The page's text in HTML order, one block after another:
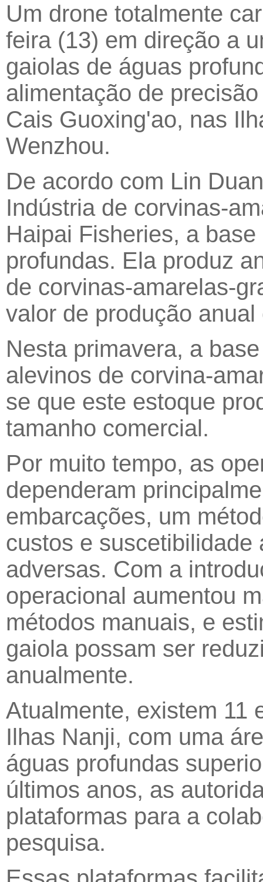
Um drone totalmente
feira (13) em direção a
gaiolas de águas
alimentação de
Cais Guoxing'ao, nas
Wenzhou.
De acordo com Lin
Indústria de corvinas-
Haipai Fisheries, a
profundas. Ela produz
de corvinas-amarelas-
valor de produção
Nesta primavera, a
alevinos de corvina-
se que este estoque
tamanho comercial.
Por muito tempo, as
dependeram
embarcações, um
custos e
adversas. Com a
operacional aumentou
métodos manuais, e
gaiola possam ser
anualmente.
Atualmente, existem 11
Ilhas Nanji, com uma
águas profundas
últimos anos, as
plataformas para a
pesquisa.